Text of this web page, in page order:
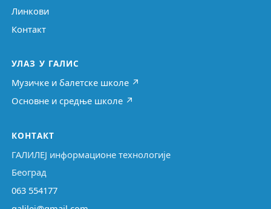
Линкови
Контакт
УЛАЗ У ГАЛИС
Музичке и балетске школе ↗
Основне и средње школе ↗
КОНТАКТ
ГАЛИЛЕЈ информационе технологије
Београд
063 554177